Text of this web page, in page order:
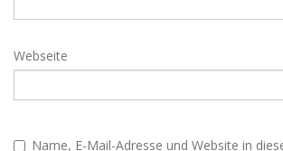
Webseite
Name, E-Mail-Adresse und Website in